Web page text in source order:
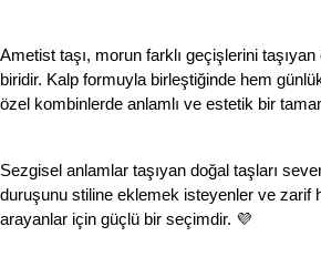
Ametist taşı, morun farklı geçişlerini
biridir. Kalp formuyla birleştiğinde hem
özel kombinlerde anlamlı ve estetik bir
Sezgisel anlamlar taşıyan doğal taşları
duruşunu stiline eklemek isteyenler ve zarif
arayanlar için güçlü bir seçimdir. 💜